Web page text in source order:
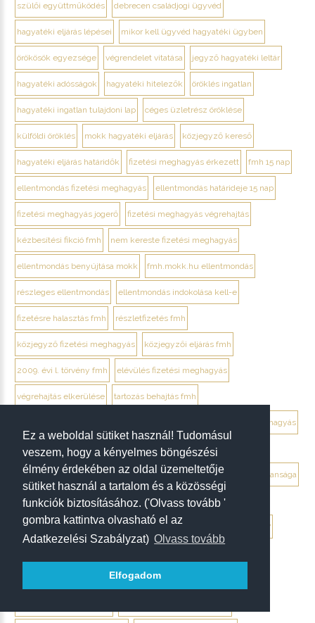
Ez a weboldal sütiket használ! Tudomásul
veszem, hogy a kényelmes böngészési
élmény érdekében az oldal üzemeltetője
sütiket használ a tartalom és a közösségi
funkciók biztosításához. ('Olvass tovább '
gombra kattintva olvasható el az
Adatkezelési Szabályzat) Olvass tovább
Elfogadom
szülői együttműködés debrecen családjogi ügyvéd
hagyatéki eljárás lépései mikor kell ügyvéd hagyatéki ügyben
örökösök egyezsége végrendelet vitatása jegyző hagyatéki leltár
hagyatéki adósságok hagyatéki hitelezők öröklés ingatlan
hagyatéki ingatlan tulajdoni lap céges üzletrész öröklése
külföldi öröklés mokk hagyatéki eljárás közjegyző kereső
hagyatéki eljárás határidők fizetési meghagyás érkezett fmh 15 nap
ellentmondás fizetési meghagyás ellentmondás határideje 15 nap
fizetési meghagyás jogerő fizetési meghagyás végrehajtás
kézbesítési fikció fmh nem kereste fizetési meghagyás
ellentmondás benyújtása mokk fmh.mokk.hu ellentmondás
részleges ellentmondás ellentmondás indokolása kell-e
fizetésre halasztás fmh részletfizetés fmh
közjegyző fizetési meghagyás közjegyzői eljárás fmh
2009. évi l. törvény fmh elévülés fizetési meghagyás
végrehajtás elkerülése tartozás behajtás fmh
ügyvéd fizetési meghagyás
debrecen ügyvéd fizetési meghagyás
végrendelet megtámadása mikor érdemes végrendelet hatálytalansága
érvénytelenség megállapítása per hagyatéki per végrendelet
megtámadási nyilatkozat megtámadás elévülése 5 év ptk. 7:37
tévedés megtévesztés fenyegetés végrendelet